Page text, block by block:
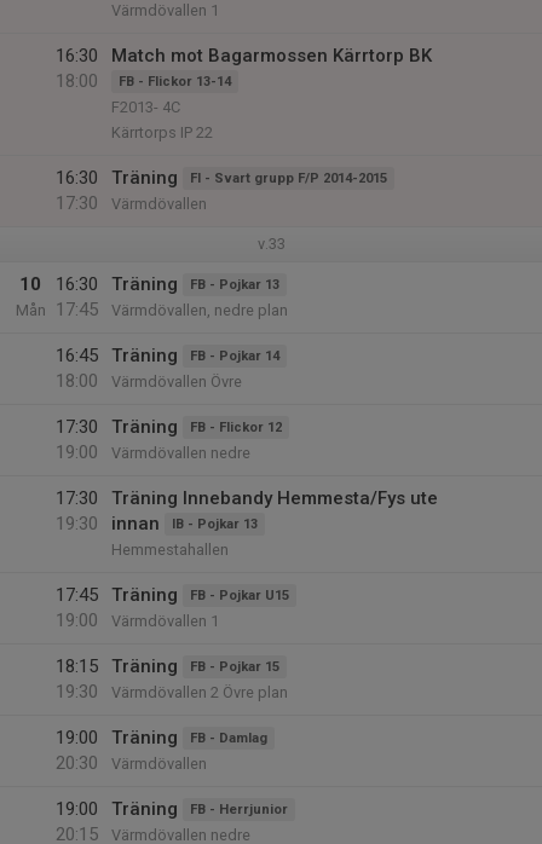
Värmdövallen 1
16:30
18:00
Match mot Bagarmossen Kärrtorp BK
FB - Flickor 13-14
F2013- 4C
Kärrtorps IP 22
16:30
17:30
Träning FI - Svart grupp F/P 2014-2015
Värmdövallen
v.33
10
Mån
16:30
17:45
Träning FB - Pojkar 13
Värmdövallen, nedre plan
16:45
18:00
Träning FB - Pojkar 14
Värmdövallen Övre
17:30
19:00
Träning FB - Flickor 12
Värmdövallen nedre
17:30
19:30
Träning Innebandy Hemmesta/Fys ute
innan
IB - Pojkar 13
Hemmestahallen
17:45
19:00
Träning FB - Pojkar U15
Värmdövallen 1
18:15
19:30
Träning FB - Pojkar 15
Värmdövallen 2 Övre plan
19:00
20:30
Träning FB - Damlag
Värmdövallen
19:00
20:15
Träning FB - Herrjunior
Värmdövallen nedre